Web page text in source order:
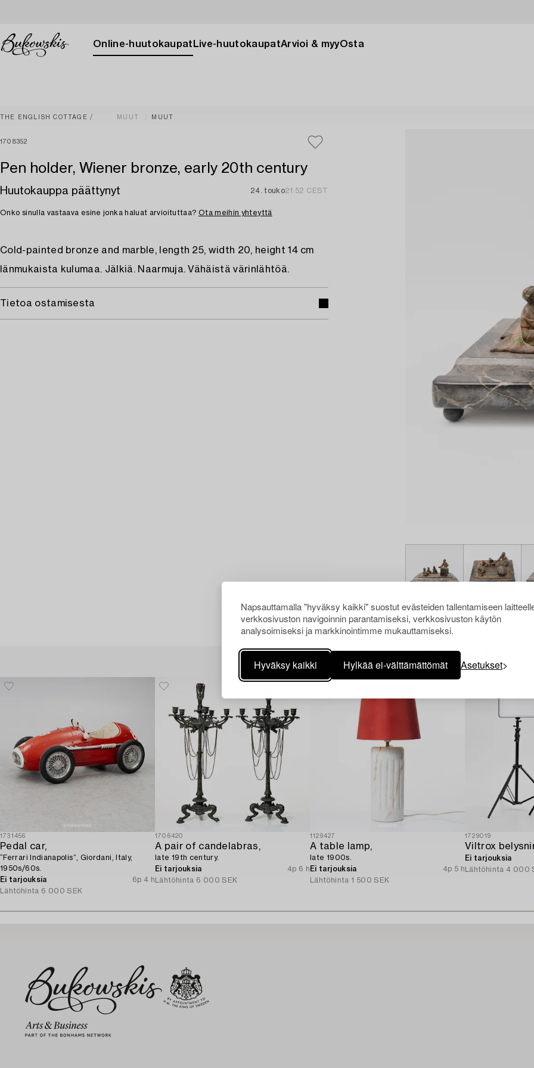
Napsauttamalla "hyväksy kaikki" suostut evästeiden tallentamiseen
verkkosivuston navigoinnin parantamiseksi, verkkosivuston käytön
analysoimiseksi ja markkinointimme mukauttamiseksi.
Hyväksy kaikki Hylkää ei-välttämättömät Asetukset
Online-huutokaupat Live-huutokaupatArvioi & myyOsta
THE ENGLISH COTTAGE MUUT MUUT
1708352
Pen holder, Wiener bronze, early 20th century
Huutokauppa päättynyt 24. touko21:52 CEST
Onko sinulla vastaava esine jonka haluat arvioituttaa? Ota meihin yhteyttä
Cold-painted bronze and marble, length 25, width 20, height 14 cm
Iänmukaista kulumaa. Jälkiä. Naarmuja. Vähäistä värinlähtöä.
Tietoa ostamisesta
Muiden katsomia kohteita
1731456
Pedal car,
“Ferrari Indianapolis”, Giordani, Italy,
1950s/60s.
Ei tarjouksia
6p 4 h
Lähtöhinta 6 000 SEK
1706420
A pair of candelabras,
late 19th century.
Ei tarjouksia
4p 6 h
Lähtöhinta 6 000 SEK
1129427
A table lamp,
late 1900s.
Ei tarjouksia
4p 5 h
Lähtöhinta 1 500 SEK
1729019
Viltrox
Ei tarjouksia
Lähtöhinta 4 000